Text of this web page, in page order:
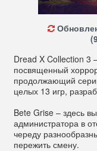
Dread X Collection 3
посвященный
продолжающий
целых 13 игр,
Bete Grise – здесь
администратора в
череду
пережить смену.